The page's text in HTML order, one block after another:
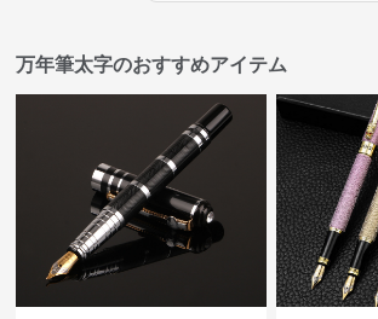
万年筆太字のおすすめアイテム